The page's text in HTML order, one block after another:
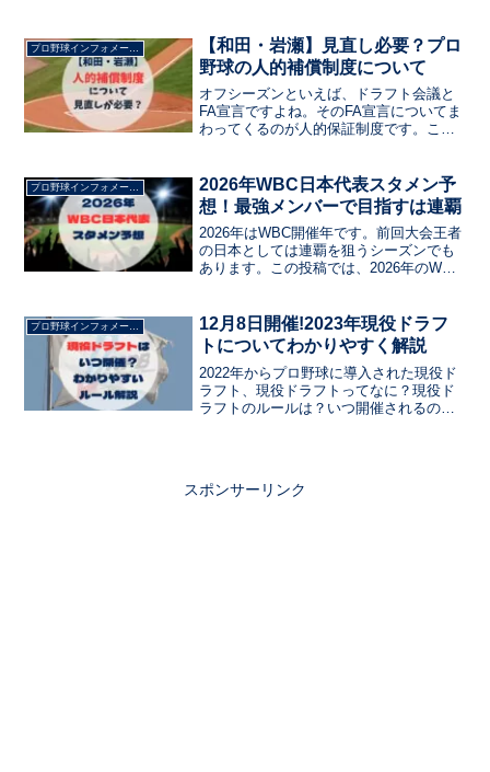
す！
プロ野球インフォメーション
【和田・岩瀬】見直し必要？プロ
野球の人的補償制度について
オフシーズンといえば、ドラフト会議と
FA宣言ですよね。そのFA宣言についてま
わってくるのが人的保証制度です。この
案について説明します。特に『岩瀬式・
和田式』や『プロテクト外し』という手
段について解説します。
プロ野球インフォメーション
2026年WBC日本代表スタメン予
想！最強メンバーで目指すは連覇
2026年はWBC開催年です。前回大会王者
の日本としては連覇を狙うシーズンでも
あります。この投稿では、2026年のWBC
プロ野球インフォメーション
12月8日開催!2023年現役ドラフ
トについてわかりやすく解説
2022年からプロ野球に導入された現役ド
ラフト、現役ドラフトってなに？現役ド
ラフトのルールは？いつ開催されるの？
スポンサーリンク